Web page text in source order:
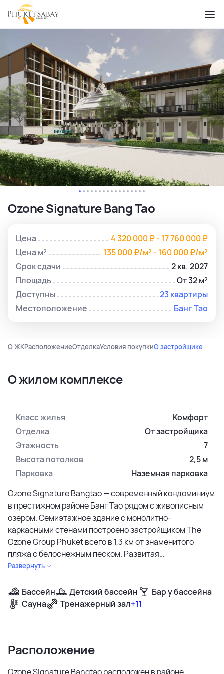
Ozone Signature Bang Tao
Цена
4 320 000 ₽ - 17 760 000 ₽
Цена м²
135 000 ₽/м² - 160 000 ₽/м²
Срок сдачи
2 кв. 2027
Площадь
От 32 м²
Доступны
23 квартиры
Местоположение
Банг Тао
О ЖКРасположениеОтделкаУсловия покупкиО застройщике
О жилом комплексе
Класс жилья
Комфорт
Отделка
От застройщика
Этажность
7
Высота потолков
2,5 м
Парковка
Наземная парковка
Ozone Signature Bangtao — современный кондоминиум
в престижном районе Банг Тао рядом с живописным
озером. Семиэтажное здание с монолитно-
каркасными стенами построено застройщиком The
Ozone Group Phuket всего в 1,3 км от знаменитого
пляжа с белоснежным песком. Развитая
инфраструктура района включает популярные
de Phuket в 5-10 минутах езды. Гольф-клуб Laguna,
международные школы и медицинские центры делают
Инфраструктура предлагает полноценную курортную
Развернуть
Бассейн Детский бассейн
Бар у бассейна
Сауна
Тренажерный зал+11
Расположение
Ozone Signature Bangtao расположен в районе